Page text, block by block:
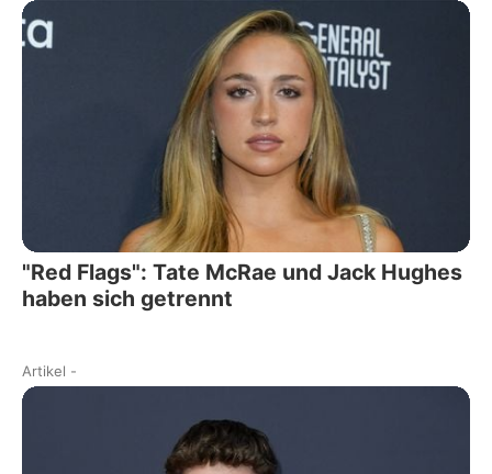
"Red Flags": Tate McRae und Jack Hughes
haben sich getrennt
Artikel -